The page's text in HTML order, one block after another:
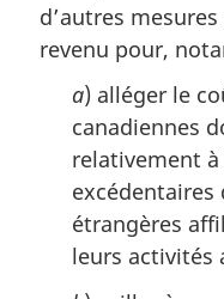
d’autres
revenu pour,
a) alléger le
canadiennes
relativement
excédentaires
étrangères
leurs activités